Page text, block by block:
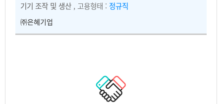
기기 조작 및 생산 , 고용형태 : 정규직
㈜은혜기업